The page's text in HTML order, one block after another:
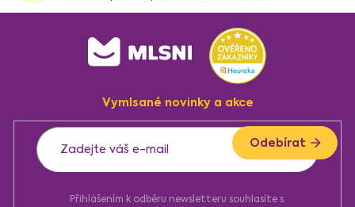
Vymlsané novinky a akce
Přihlášením k odběru newsletteru souhlasíte s
Odebírat